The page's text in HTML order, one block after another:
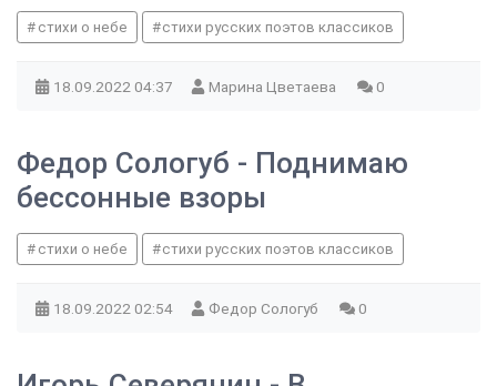
стихи о небе стихи русских поэтов классиков
18.09.2022 04:37 Марина Цветаева 0
Федор Сологуб - Поднимаю
бессонные взоры
стихи о небе стихи русских поэтов классиков
18.09.2022 02:54 Федор Сологуб 0